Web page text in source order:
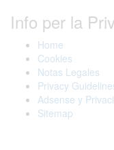
Info per la
Home
Cookies
Notas Legales
Privacy
Adsense y
Sitemap